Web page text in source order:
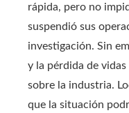
rápida, pero no
suspendió sus
investigación. Sin
y la pérdida de
sobre la industria.
que la situación